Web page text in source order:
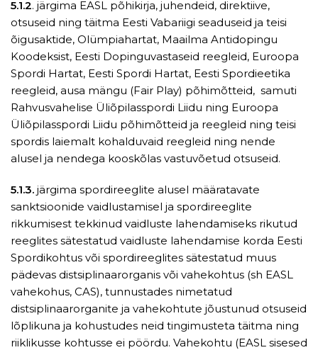
5.1.2. järgima EASL põhikirja, juhendeid, direktiive,
otsuseid ning täitma Eesti Vabariigi seaduseid ja teisi
õigusaktide, Olümpiahartat, Maailma Antidopingu
Koodeksist, Eesti Dopinguvastaseid reegleid, Euroopa
Spordi Hartat, Eesti Spordi Hartat, Eesti Spordieetika
reegleid, ausa mängu (Fair Play) põhimõtteid, samuti
Rahvusvahelise Üliõpilasspordi Liidu ning Euroopa
Üliõpilasspordi Liidu põhimõtteid ja reegleid ning teisi
spordis laiemalt kohalduvaid reegleid ning nende
alusel ja nendega kooskõlas vastuvõetud otsuseid.
5.1.3. järgima spordireeglite alusel määratavate
sanktsioonide vaidlustamisel ja spordireeglite
rikkumisest tekkinud vaidluste lahendamiseks rikutud
reeglites sätestatud vaidluste lahendamise korda Eesti
Spordikohtus või spordireeglites sätestatud muus
pädevas distsiplinaarorganis või vahekohtus (sh EASL
vahekohus, CAS), tunnustades nimetatud
distsiplinaarorganite ja vahekohtute jõustunud otsuseid
lõplikuna ja kohustudes neid tingimusteta täitma ning
riiklikusse kohtusse ei pöördu. Vahekohtu (EASL sisesed